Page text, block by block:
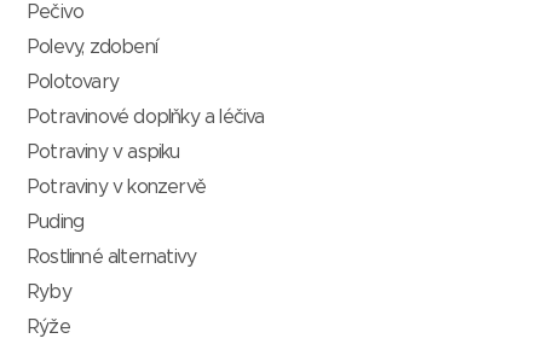
Pečivo
Polevy, zdobení
Polotovary
Potravinové doplňky a léčiva
Potraviny v aspiku
Potraviny v konzervě
Puding
Rostlinné alternativy
Ryby
Rýže